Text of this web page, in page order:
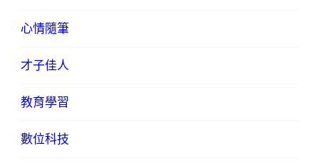
心情隨筆
才子佳人
教育學習
數位科技